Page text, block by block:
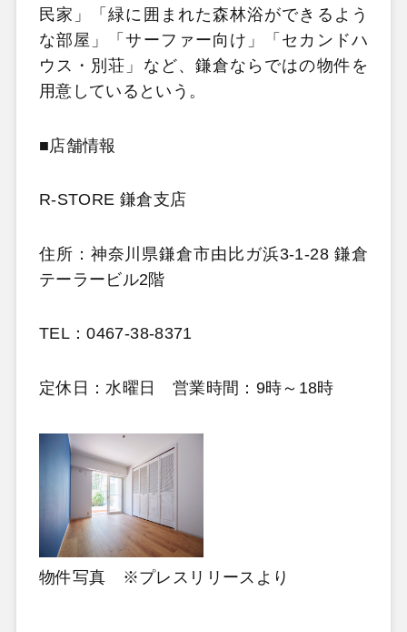
民家」「緑に囲まれた森林浴ができるよう
な部屋」「サーファー向け」「セカンドハ
ウス・別荘」など、鎌倉ならではの物件を
用意しているという。
■店舗情報
R-STORE 鎌倉支店
住所：神奈川県鎌倉市由比ガ浜3-1-28 鎌倉
テーラービル2階
TEL：0467-38-8371
定休日：水曜日 営業時間：9時～18時
物件写真 ※プレスリリースより